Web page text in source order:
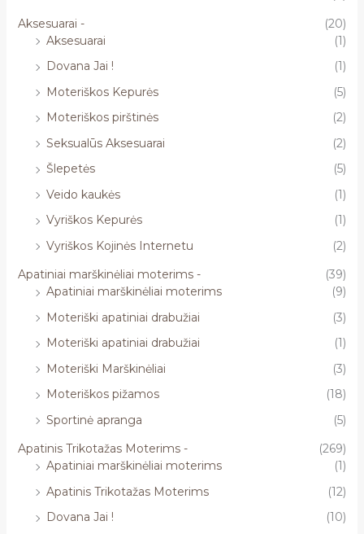
Aksesuarai -
(20)
Aksesuarai
(1)
Dovana Jai !
(1)
Moteriškos Kepurės
(5)
Moteriškos pirštinės
(2)
Seksualūs Aksesuarai
(2)
Šlepetės
(5)
Veido kaukės
(1)
Vyriškos Kepurės
(1)
Vyriškos Kojinės Internetu
(2)
Apatiniai marškinėliai moterims -
(39)
Apatiniai marškinėliai moterims
(9)
Moteriški apatiniai drabužiai
(3)
Moteriški apatiniai drabužiai
(1)
Moteriški Marškinėliai
(3)
Moteriškos pižamos
(18)
Sportinė apranga
(5)
Apatinis Trikotažas Moterims -
(269)
Apatiniai marškinėliai moterims
(1)
Apatinis Trikotažas Moterims
(12)
Dovana Jai !
(10)